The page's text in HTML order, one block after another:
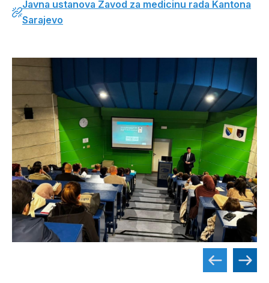
Javna ustanova Zavod za medicinu rada Kantona
Sarajevo